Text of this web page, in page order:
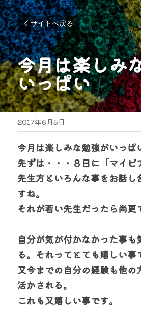
サイトへ戻る
今月は楽しみ
いっぱい
2017年6月5日
今月は楽しみな勉強がいっぱ
先ずは・・・８日に「マイピ
先生方といろんな事をお話し
すね。
それが若い先生だったら尚更
自分が気が付かなかった事も
る。それってとても嬉しい事
又今までの自分の経験も他の
活かされる。
これも又嬉しい事です。